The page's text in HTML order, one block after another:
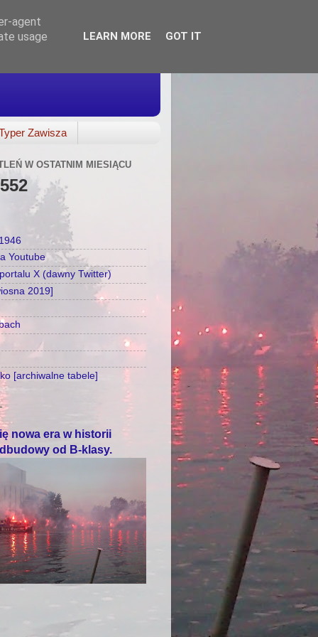
Zawisza
W OSTATNIM MIESIĄCU
Youtube
X (dawny Twitter)
2019]
[archiwalne tabele]
nowa era w historii
od B-klasy.
agent
usage
LEARN MORE GOT IT